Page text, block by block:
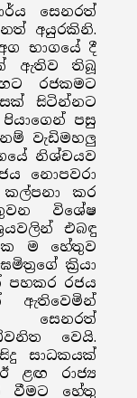
සෙනරත්
අයුරකිනි.
භාගයේ දී
ඇතිව තිබූ
රජකමට
සිටින්නට
පසු
වැඩිමහලු
නිශ්චයව
නොපවරා
කර
විශේෂ
එබඳු
ම හේතුව
ක්‍රියා
පහකර රජය
ඇතිවෙමින්
සෙනරත්
වෙයි.
සාධකයක්
ළඟ රාජ්‍ය
වීමට හේතු